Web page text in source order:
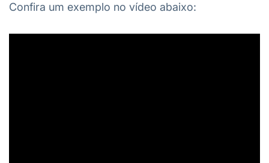
Confira um exemplo no vídeo abaixo: